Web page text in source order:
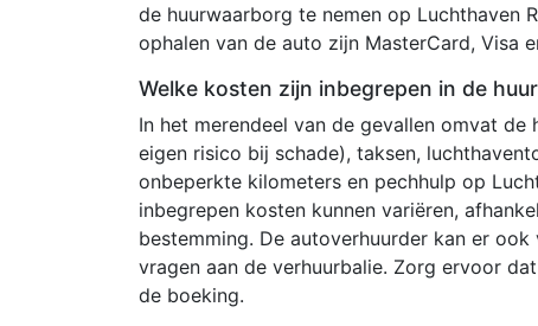
de huurwaarborg te nemen op Luchthaven
ophalen van de auto zijn MasterCard, Visa
Welke kosten zijn inbegrepen in de
In het merendeel van de gevallen omvat
eigen risico bij schade), taksen,
onbeperkte kilometers en pechhulp op
inbegrepen kosten kunnen variëren,
bestemming. De autoverhuurder kan er
vragen aan de verhuurbalie. Zorg ervoor
de boeking.